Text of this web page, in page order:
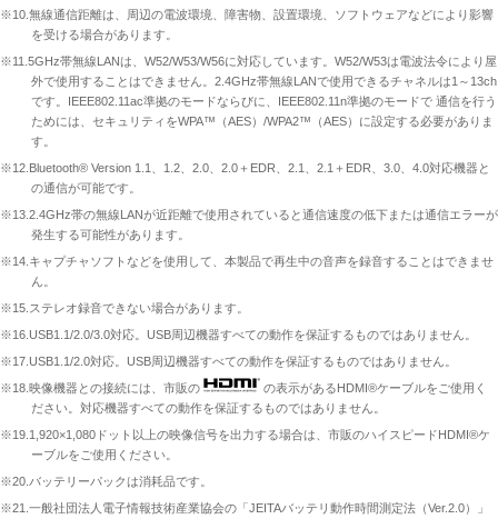
※10.無線通信距離は、周辺の電波環境、障害物、設置環境、ソフトウェアなどにより影響
を受ける場合があります。
※11.5GHz帯無線LANは、W52/W53/W56に対応しています。W52/W53は電波法令により屋
外で使用することはできません。2.4GHz帯無線LANで使用できるチャネルは1～13ch
です。IEEE802.11ac準拠のモードならびに、IEEE802.11n準拠のモードで 通信を行う
ためには、セキュリティをWPA™（AES）/WPA2™（AES）に設定する必要がありま
す。
※12.Bluetooth® Version 1.1、1.2、2.0、2.0＋EDR、2.1、2.1＋EDR、3.0、4.0対応機器と
の通信が可能です。
※13.2.4GHz帯の無線LANが近距離で使用されていると通信速度の低下または通信エラーが
発生する可能性があります。
※14.キャプチャソフトなどを使用して、本製品で再生中の音声を録音することはできませ
ん。
※15.ステレオ録音できない場合があります。
※16.USB1.1/2.0/3.0対応。USB周辺機器すべての動作を保証するものではありません。
※17.USB1.1/2.0対応。USB周辺機器すべての動作を保証するものではありません。
※18.映像機器との接続には、市販の
の表示があるHDMI®ケーブルをご使用く
ださい。対応機器すべての動作を保証するものではありません。
※19.1,920×1,080ドット以上の映像信号を出力する場合は、市販のハイスピードHDMI®ケ
ーブルをご使用ください。
※20.バッテリーパックは消耗品です。
※21.一般社団法人電子情報技術産業協会の「JEITAバッテリ動作時間測定法（Ver.2.0）」